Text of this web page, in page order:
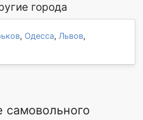
города
, Одесса, Львов,
самовольного